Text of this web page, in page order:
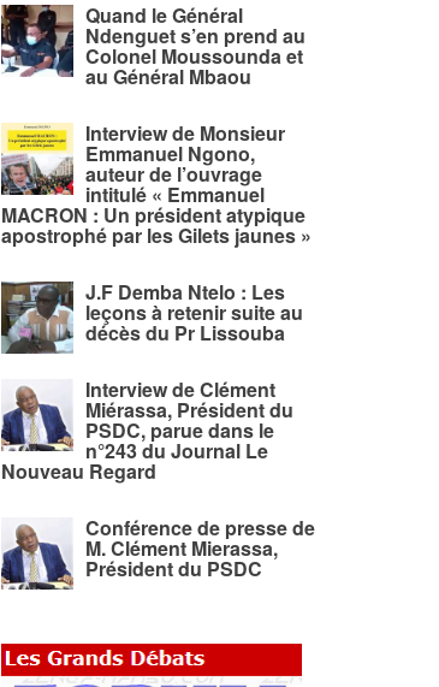
Quand le Général
Ndenguet s’en prend au
Colonel Moussounda et
au Général Mbaou
Interview de Monsieur
Emmanuel Ngono,
auteur de l’ouvrage
intitulé « Emmanuel
MACRON : Un président atypique
apostrophé par les Gilets jaunes »
J.F Demba Ntelo : Les
leçons à retenir suite au
décès du Pr Lissouba
Interview de Clément
Miérassa, Président du
PSDC, parue dans le
n°243 du Journal Le
Nouveau Regard
Conférence de presse de
M. Clément Mierassa,
Président du PSDC